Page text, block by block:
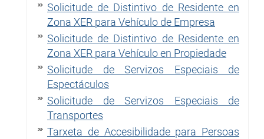
Solicitude de Distintivo de Residente en
Zona XER para Vehículo de Empresa
Solicitude de Distintivo de Residente en
Zona XER para Vehículo en Propiedade
Solicitude de Servizos Especiais de
Espectáculos
Solicitude de Servizos Especiais de
Transportes
Tarxeta de Accesibilidade para Persoas